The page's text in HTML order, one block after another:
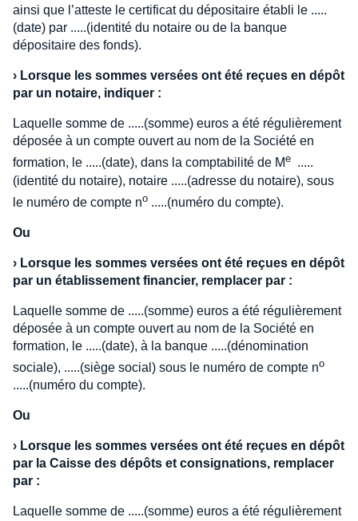
ainsi que l’atteste le certificat du dépositaire établi le .....
(date) par .....(identité du notaire ou de la banque
dépositaire des fonds).
› Lorsque les sommes versées ont été reçues en dépôt
par un notaire, indiquer :
Laquelle somme de .....(somme) euros a été régulièrement
déposée à un compte ouvert au nom de la Société en
formation, le .....(date), dans la comptabilité de Me .....
(identité du notaire), notaire .....(adresse du notaire), sous
le numéro de compte no .....(numéro du compte).
Ou
› Lorsque les sommes versées ont été reçues en dépôt
par un établissement financier, remplacer par :
Laquelle somme de .....(somme) euros a été régulièrement
déposée à un compte ouvert au nom de la Société en
formation, le .....(date), à la banque .....(dénomination
sociale), .....(siège social) sous le numéro de compte no
.....(numéro du compte).
Ou
› Lorsque les sommes versées ont été reçues en dépôt
par la Caisse des dépôts et consignations, remplacer
par :
Laquelle somme de .....(somme) euros a été régulièrement